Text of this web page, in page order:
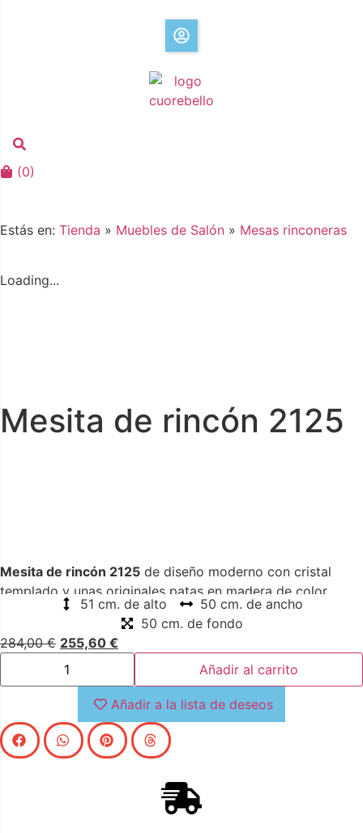
(0)
Estás en: Tienda » Muebles de Salón » Mesas rinconeras
Loading...
Mesita de rincón 2125
Mesita de rincón 2125 de diseño moderno con cristal
templado y unas originales patas en madera de color
nogal. Pieza sencilla y versátil que transmite luminosidad y
51 cm. de alto
50 cm. de ancho
50 cm. de fondo
284,00€ 255,60 €
Añadir al carrito
Añadir a la lista de deseos